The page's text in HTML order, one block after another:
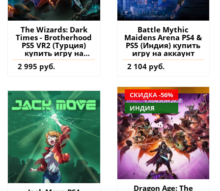
The Wizards: Dark
Times - Brotherhood
PS5 VR2 (Турция)
купить игру на
аккаунт
2 995 руб.
Battle Mythic
Maidens Arena PS4 &
PS5 (Индия) купить
игру на аккаунт
2 104 руб.
СКИДКА -56%
ИНДИЯ
Dragon Age: The